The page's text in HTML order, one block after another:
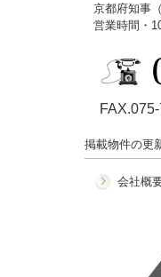
京都府知事
営業時間・
掲載物件の更
会社概